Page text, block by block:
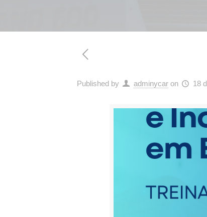
Published by adminycar on 18